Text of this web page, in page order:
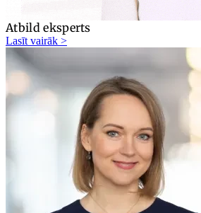
Atbild eksperts
Lasīt vairāk >